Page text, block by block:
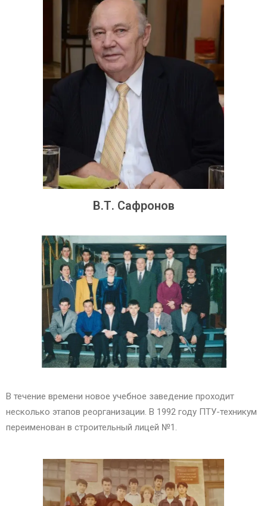
В.Т. Сафронов
В течение времени новое учебное заведение проходит
несколько этапов реорганизации. В 1992 году ПТУ-техникум
переименован в строительный лицей №1.